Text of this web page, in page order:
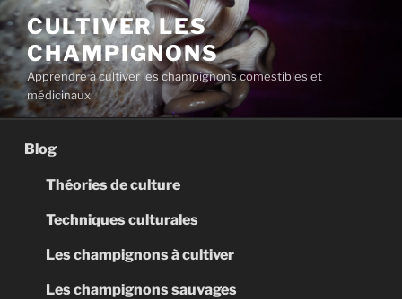
Aller
au
contenu
principal
CULTIVER LES
CHAMPIGNONS
Apprendre à cultiver les champignons comestibles et
médicinaux
Blog
Théories de culture
Techniques culturales
Les champignons à cultiver
Les champignons sauvages